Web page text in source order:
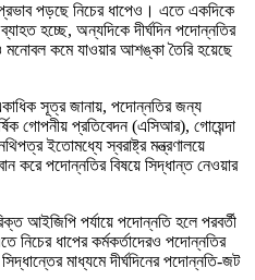
পড়ছে নিচের ধাপেও। এতে একদিকে
হচ্ছে, অন্যদিকে দীর্ঘদিন পদোন্নতির
মনোবল কমে যাওয়ার আশঙ্কা তৈরি হয়েছে
সূত্র জানায়, পদোন্নতির জন্য
গোপনীয় প্রতিবেদন (এসিআর), গোয়েন্দা
ইতোমধ্যে স্বরাষ্ট্র মন্ত্রণালয়ে
করে পদোন্নতির বিষয়ে সিদ্ধান্ত নেওয়ার
আইজিপি পর্যায়ে পদোন্নতি হলে পরবর্তী
নিচের ধাপের কর্মকর্তাদেরও পদোন্নতির
মাধ্যমে দীর্ঘদিনের পদোন্নতি-জট